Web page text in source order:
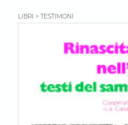
LIBRI > TESTIMONI